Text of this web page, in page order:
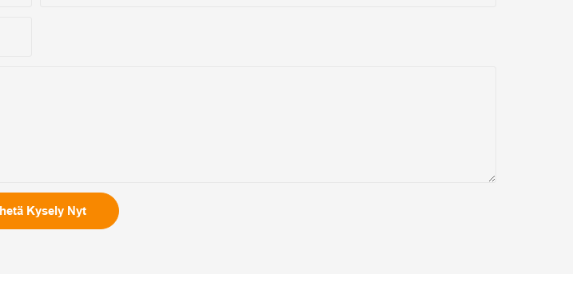
Kysely Nyt